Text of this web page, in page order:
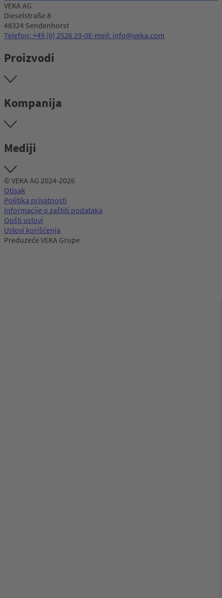
VEKA AG
Dieselstraße 8
48324 Sendenhorst
Telefon: +49 (0) 2526 29-0E-mejl: info@veka.com
Proizvodi
Kompanija
Mediji
© VEKA AG 2024-2026
Otisak
Politika privatnosti
Informacije o zaštiti podataka
Opšti uslovi
Uslovi korišćenja
Preduzeće VEKA Grupe